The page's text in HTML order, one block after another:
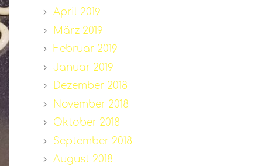
April 2019
März 2019
Februar 2019
Januar 2019
Dezember 2018
November 2018
Oktober 2018
September 2018
August 2018